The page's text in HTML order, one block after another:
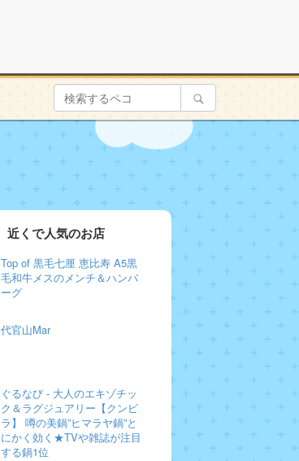
近くで人気のお店
Top of 黒毛七厘 恵比寿 A5黒
毛和牛メスのメンチ＆ハンバ
ーグ
代官山Mar
ぐるなび - 大人のエキゾチッ
ク＆ラグジュアリー【クンビ
ラ】 噂の美鍋”ヒマラヤ鍋”と
にかく効く★TVや雑誌が注目
する鍋1位